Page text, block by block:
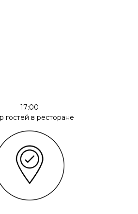
17:00
гостей в ресторане